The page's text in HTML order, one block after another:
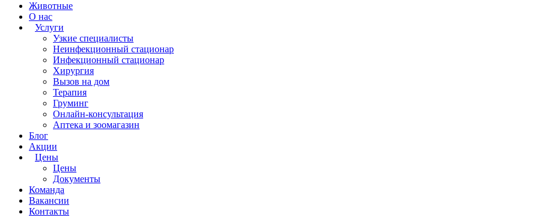
Животные
О нас
Услуги
Узкие специалисты
Неинфекционный стационар
Инфекционный стационар
Хирургия
Вызов на дом
Терапия
Груминг
Онлайн-консультация
Аптека и зоомагазин
Блог
Акции
Цены
Цены
Документы
Команда
Вакансии
Контакты